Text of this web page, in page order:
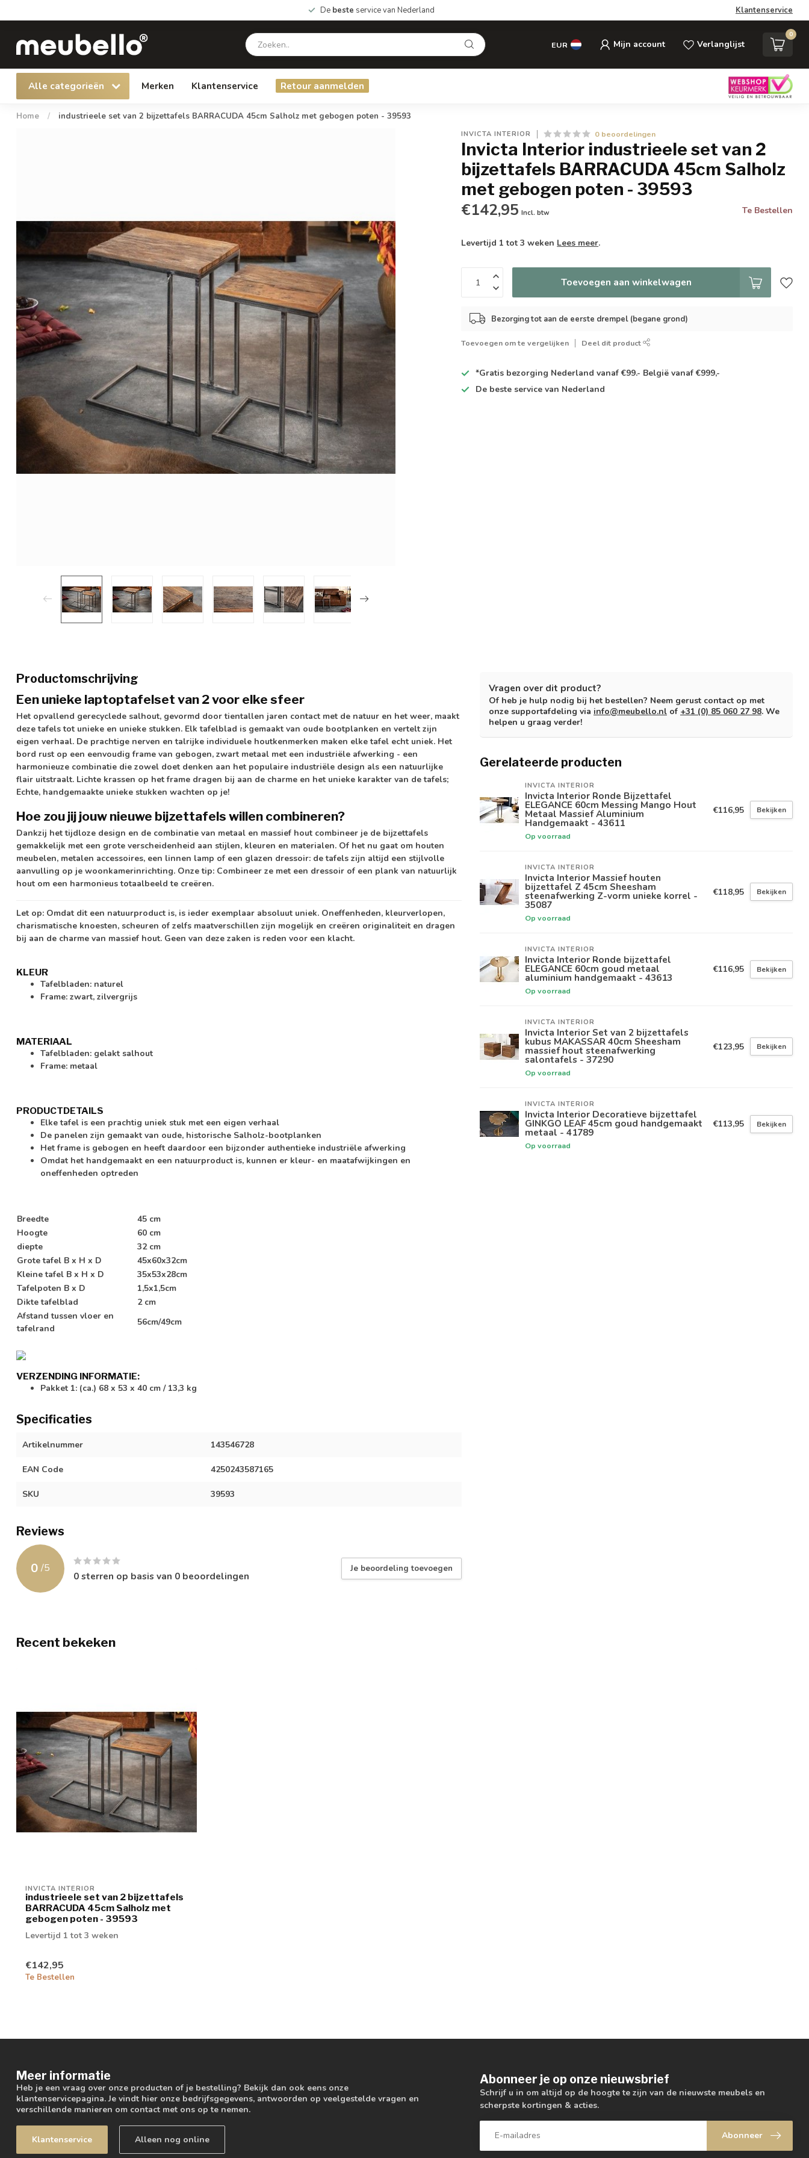
De beste service van Nederland Klantenservice
EUR Mijn account Verlanglijst
0
Alle categorieën Merken Klantenservice Retour aanmelden
Home / industrieele set van 2 bijzettafels BARRACUDA 45cm Salholz met gebogen poten - 39593
INVICTA INTERIOR 0 beoordelingen
Invicta Interior industrieele set van 2
bijzettafels BARRACUDA 45cm Salholz
met gebogen poten - 39593
€142,95 Incl. btw Te Bestellen
Levertijd 1 tot 3 weken Lees meer.
Toevoegen aan winkelwagen
Bezorging tot aan de eerste drempel (begane grond)
Toevoegen om te vergelijken Deel dit product
*Gratis bezorging Nederland vanaf €99.- België vanaf €999,-
De beste service van Nederland
Productomschrijving
Een unieke laptoptafelset van 2 voor elke sfeer
Het opvallend gerecyclede salhout, gevormd door tientallen jaren contact met de natuur en het weer, maakt
deze tafels tot unieke en unieke stukken. Elk tafelblad is gemaakt van oude bootplanken en vertelt zijn
eigen verhaal. De prachtige nerven en talrijke individuele houtkenmerken maken elke tafel echt uniek. Het
bord rust op een eenvoudig frame van gebogen, zwart metaal met een industriële afwerking - een
harmonieuze combinatie die zowel doet denken aan het populaire industriële design als een natuurlijke
flair uitstraalt. Lichte krassen op het frame dragen bij aan de charme en het unieke karakter van de tafels;
Echte, handgemaakte unieke stukken wachten op je!
Hoe zou jij jouw nieuwe bijzettafels willen combineren?
Dankzij het tijdloze design en de combinatie van metaal en massief hout combineer je de bijzettafels
gemakkelijk met een grote verscheidenheid aan stijlen, kleuren en materialen. Of het nu gaat om houten
meubelen, metalen accessoires, een linnen lamp of een glazen dressoir: de tafels zijn altijd een stijlvolle
aanvulling op je woonkamerinrichting. Onze tip: Combineer ze met een dressoir of een plank van natuurlijk
hout om een harmonieus totaalbeeld te creëren.
Let op: Omdat dit een natuurproduct is, is ieder exemplaar absoluut uniek. Oneffenheden, kleurverlopen,
charismatische knoesten, scheuren of zelfs maatverschillen zijn mogelijk en creëren originaliteit en dragen
bij aan de charme van massief hout. Geen van deze zaken is reden voor een klacht.
KLEUR
Tafelbladen: naturel
Frame: zwart, zilvergrijs
MATERIAAL
Tafelbladen: gelakt salhout
Frame: metaal
PRODUCTDETAILS
Elke tafel is een prachtig uniek stuk met een eigen verhaal
De panelen zijn gemaakt van oude, historische Salholz-bootplanken
Het frame is gebogen en heeft daardoor een bijzonder authentieke industriële afwerking
Omdat het handgemaakt en een natuurproduct is, kunnen er kleur- en maatafwijkingen en
oneffenheden optreden
Breedte
45 cm
Hoogte
60 cm
diepte
32 cm
Grote tafel B x H x D
45x60x32cm
Kleine tafel B x H x D
35x53x28cm
Tafelpoten B x D
1,5x1,5cm
Dikte tafelblad
2 cm
Afstand tussen vloer en
tafelrand
56cm/49cm
VERZENDING INFORMATIE:
Pakket 1: (ca.) 68 x 53 x 40 cm / 13,3 kg
Specificaties
Artikelnummer 143546728
EAN Code 4250243587165
SKU 39593
Reviews
0 /5
0sterren op basis van 0 beoordelingen
Je beoordeling toevoegen
Vragen over dit product?
Of heb je hulp nodig bij het bestellen? Neem gerust contact op met
onze supportafdeling via info@meubello.nl of +31 (0) 85 060 27 98. We
helpen u graag verder!
Gerelateerde producten
INVICTA INTERIOR
Invicta Interior Ronde Bijzettafel
ELEGANCE 60cm Messing Mango Hout
Metaal Massief Aluminium
Handgemaakt - 43611
Op voorraad
€116,95 Bekijken
INVICTA INTERIOR
Invicta Interior Massief houten
bijzettafel Z 45cm Sheesham
steenafwerking Z-vorm unieke korrel -
35087
Op voorraad
€118,95 Bekijken
INVICTA INTERIOR
Invicta Interior Ronde bijzettafel
ELEGANCE 60cm goud metaal
aluminium handgemaakt - 43613
Op voorraad
€116,95 Bekijken
INVICTA INTERIOR
Invicta Interior Set van 2 bijzettafels
kubus MAKASSAR 40cm Sheesham
massief hout steenafwerking
salontafels - 37290
Op voorraad
€123,95 Bekijken
INVICTA INTERIOR
Invicta Interior Decoratieve bijzettafel
GINKGO LEAF 45cm goud handgemaakt
metaal - 41789
Op voorraad
€113,95 Bekijken
Recent bekeken
INVICTA INTERIOR
industrieele set van 2 bijzettafels
BARRACUDA 45cm Salholz met
gebogen poten - 39593
Levertijd 1 tot 3 weken
€142,95
Te Bestellen
Meer informatie
Heb je een vraag over onze producten of je bestelling? Bekijk dan ook eens onze
klantenservicepagina. Je vindt hier onze bedrijfsgegevens, antwoorden op veelgestelde vragen en
verschillende manieren om contact met ons op te nemen.
Klantenservice Alleen nog online
Abonneer je op onze nieuwsbrief
Schrijf u in om altijd op de hoogte te zijn van de nieuwste meubels en
scherpste kortingen & acties.
Abonneer